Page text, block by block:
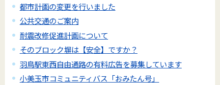
都市計画の変更を行いました
公共交通のご案内
耐震改修促進計画について
そのブロック塀は【安全】ですか？
羽鳥駅東西自由通路の有料広告を募集しています
小美玉市コミュニティバス「おみたん号」